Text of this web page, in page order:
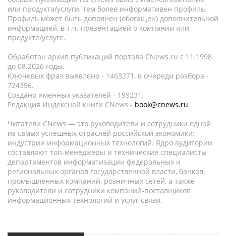
или продукта/услуги, тем более информативен профиль.
Профиль может быть дополнен (обогащен) дополнительной
информацией, в т.ч. презентацией о компании или
продукте/услуге.
Обработан архив публикаций портала CNews.ru c 11.1998
до 08.2026 годы.
Ключевых фраз выявлено - 1463271, в очереди разбора -
724356.
Создано именных указателей - 199231.
Редакция Индексной книги CNews - book@cnews.ru
Читатели CNews — это руководители и сотрудники одной
из самых успешных отраслей российской экономики:
индустрии информационных технологий. Ядро аудитории
составляют топ-менеджеры и технические специалисты
департаментов информатизации федеральных и
региональных органов государственной власти, банков,
промышленных компаний, розничных сетей, а также
руководители и сотрудники компаний-поставщиков
информационных технологий и услуг связи.